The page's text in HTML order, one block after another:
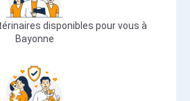
disponibles pour vous à
Bayonne